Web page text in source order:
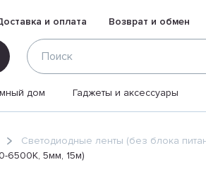
и оплата Возврат и обмен
дом Гаджеты и аксессуары
Светодиодные ленты (без блока
6500К, 5мм, 15м)